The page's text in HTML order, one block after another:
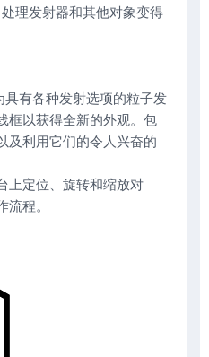
理发射器和其他对象变得
具有各种发射选项的粒子发
框以获得全新的外观。包
及利用它们的令人兴奋的
上定位、旋转和缩放对
程。